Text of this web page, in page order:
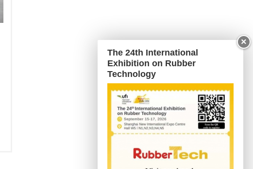
×
The 24th International
Exhibition on Rubber
Technology